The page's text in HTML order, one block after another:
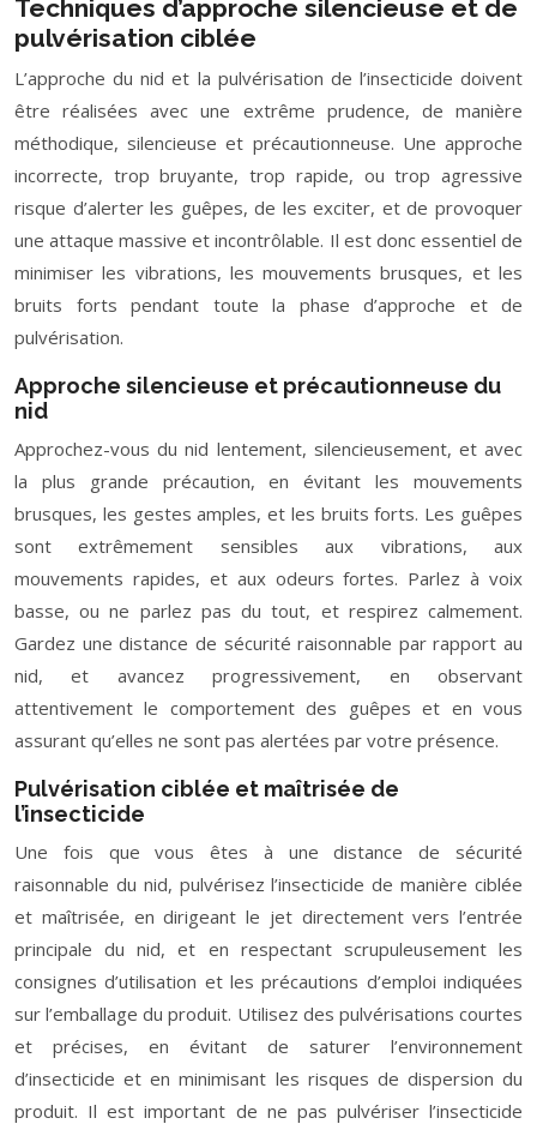
Techniques d’approche silencieuse et de
pulvérisation ciblée
L’approche du nid et la pulvérisation de l’insecticide doivent
être réalisées avec une extrême prudence, de manière
méthodique, silencieuse et précautionneuse. Une approche
incorrecte, trop bruyante, trop rapide, ou trop agressive
risque d’alerter les guêpes, de les exciter, et de provoquer
une attaque massive et incontrôlable. Il est donc essentiel de
minimiser les vibrations, les mouvements brusques, et les
bruits forts pendant toute la phase d’approche et de
pulvérisation.
Approche silencieuse et précautionneuse du
nid
Approchez-vous du nid lentement, silencieusement, et avec
la plus grande précaution, en évitant les mouvements
brusques, les gestes amples, et les bruits forts. Les guêpes
sont extrêmement sensibles aux vibrations, aux
mouvements rapides, et aux odeurs fortes. Parlez à voix
basse, ou ne parlez pas du tout, et respirez calmement.
Gardez une distance de sécurité raisonnable par rapport au
nid, et avancez progressivement, en observant
attentivement le comportement des guêpes et en vous
assurant qu’elles ne sont pas alertées par votre présence.
Pulvérisation ciblée et maîtrisée de
l’insecticide
Une fois que vous êtes à une distance de sécurité
raisonnable du nid, pulvérisez l’insecticide de manière ciblée
et maîtrisée, en dirigeant le jet directement vers l’entrée
principale du nid, et en respectant scrupuleusement les
consignes d’utilisation et les précautions d’emploi indiquées
sur l’emballage du produit. Utilisez des pulvérisations courtes
et précises, en évitant de saturer l’environnement
d’insecticide et en minimisant les risques de dispersion du
produit. Il est important de ne pas pulvériser l’insecticide